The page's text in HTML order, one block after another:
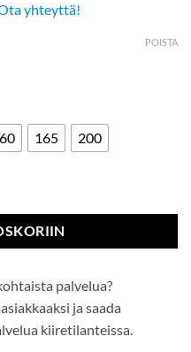
yhteyttä!
165 200
POISTA
palvelua?
ja saada
kiiretilanteissa.